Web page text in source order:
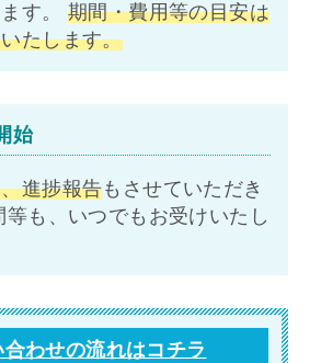
す。 期間・費用等の目安は
たします。
始
進捗報告もさせていただき
等も、いつでもお受けいたし
合わせの流れはコチラ